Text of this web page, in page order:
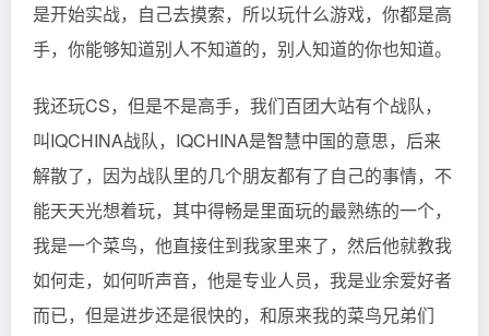
是开始实战，自己去摸索，所以玩什么游戏，你都是高
手，你能够知道别人不知道的，别人知道的你也知道。
我还玩CS，但是不是高手，我们百团大站有个战队，
叫IQCHINA战队，IQCHINA是智慧中国的意思，后来
解散了，因为战队里的几个朋友都有了自己的事情，不
能天天光想着玩，其中得畅是里面玩的最熟练的一个，
我是一个菜鸟，他直接住到我家里来了，然后他就教我
如何走，如何听声音，他是专业人员，我是业余爱好者
而已，但是进步还是很快的，和原来我的菜鸟兄弟们